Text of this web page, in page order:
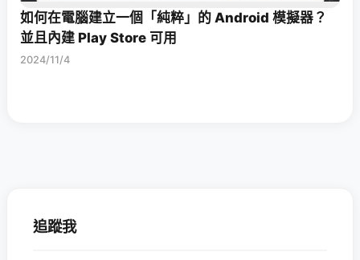
如何在電腦建立一個「純粹」的 Android 模擬器？
並且內建 Play Store 可用
2024/11/4
追蹤我